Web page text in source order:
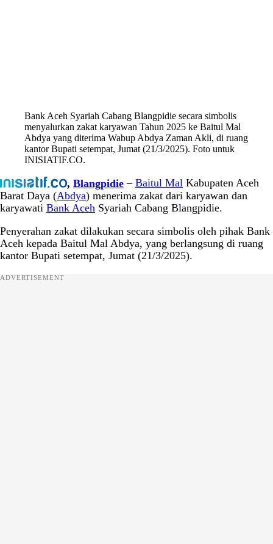
Bank Aceh Syariah Cabang Blangpidie secara simbolis
menyalurkan zakat karyawan Tahun 2025 ke Baitul Mal
Abdya yang diterima Wabup Abdya Zaman Akli, di ruang
kantor Bupati setempat, Jumat (21/3/2025). Foto untuk
INISIATIF.CO.
, Blangpidie– Baitul MalKabupaten Aceh
Barat Daya (Abdya) menerima zakat dari karyawan dan
karyawati Bank Aceh Syariah Cabang Blangpidie.
Penyerahan zakat dilakukan secara simbolis oleh pihak Bank
Aceh kepada Baitul Mal Abdya, yang berlangsung di ruang
kantor Bupati setempat, Jumat (21/3/2025).
ADVERTISEMENT